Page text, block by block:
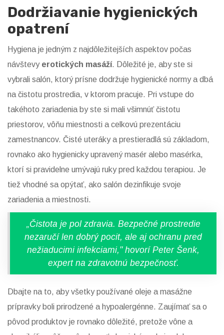
Dodržiavanie hygienických
opatrení
Hygiena je jedným z najdôležitejších aspektov počas
návštevy erotických masáží. Dôležité je, aby ste si
vybrali salón, ktorý prísne dodržuje hygienické normy a dbá
na čistotu prostredia, v ktorom pracuje. Pri vstupe do
takéhoto zariadenia by ste si mali všimnúť čistotu
priestorov, vôňu miestnosti a celkovú prezentáciu
zamestnancov. Čisté uteráky a prestieradlá sú základom,
rovnako ako hygienicky upravený masér alebo masérka,
ktorí si pravidelne umývajú ruky pred každou terapiou. Je
tiež vhodné sa opýtať, ako salón dezinfikuje svoje
zariadenia a miestnosti.
„Čistota je pol zdravia. Bezpečné prostredie
nezaručí len dobrý pocit, ale aj ochranu pred
nežiaducimi infekciami," hovorí Peter Šenk,
expert na zdravotnú bezpečnosť.
Dbajte na to, aby všetky používané oleje a masážne
prípravky boli prirodzené a hypoalergénne. Zaujímať sa o
pôvod produktov je rovnako dôležité, pretože vône a